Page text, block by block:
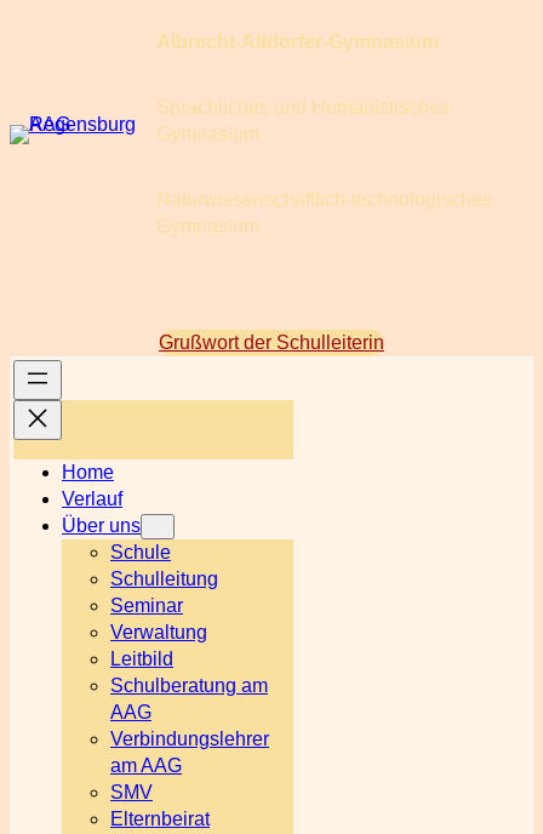
Albrecht-Altdorfer-Gymnasium
Sprachliches und Humanistisches
Gymnasium
Naturwissenschaftlich-technologisches
Gymnasium
Grußwort der Schulleiterin
Home
Verlauf
Über uns
Schule
Schulleitung
Seminar
Verwaltung
Leitbild
Schulberatung am
AAG
Verbindungslehrer
am AAG
SMV
Elternbeirat